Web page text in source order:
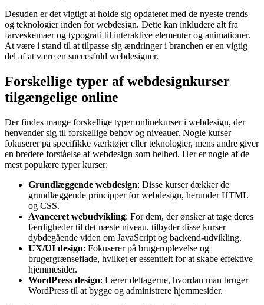
Desuden er det vigtigt at holde sig opdateret med de nyeste trends
og teknologier inden for webdesign. Dette kan inkludere alt fra
farveskemaer og typografi til interaktive elementer og animationer.
At være i stand til at tilpasse sig ændringer i branchen er en vigtig
del af at være en succesfuld webdesigner.
Forskellige typer af webdesignkurser
tilgængelige online
Der findes mange forskellige typer onlinekurser i webdesign, der
henvender sig til forskellige behov og niveauer. Nogle kurser
fokuserer på specifikke værktøjer eller teknologier, mens andre giver
en bredere forståelse af webdesign som helhed. Her er nogle af de
mest populære typer kurser:
Grundlæggende webdesign: Disse kurser dækker de
grundlæggende principper for webdesign, herunder HTML
og CSS.
Avanceret webudvikling: For dem, der ønsker at tage deres
færdigheder til det næste niveau, tilbyder disse kurser
dybdegående viden om JavaScript og backend-udvikling.
UX/UI design: Fokuserer på brugeroplevelse og
brugergrænseflade, hvilket er essentielt for at skabe effektive
hjemmesider.
WordPress design: Lærer deltagerne, hvordan man bruger
WordPress til at bygge og administrere hjemmesider.